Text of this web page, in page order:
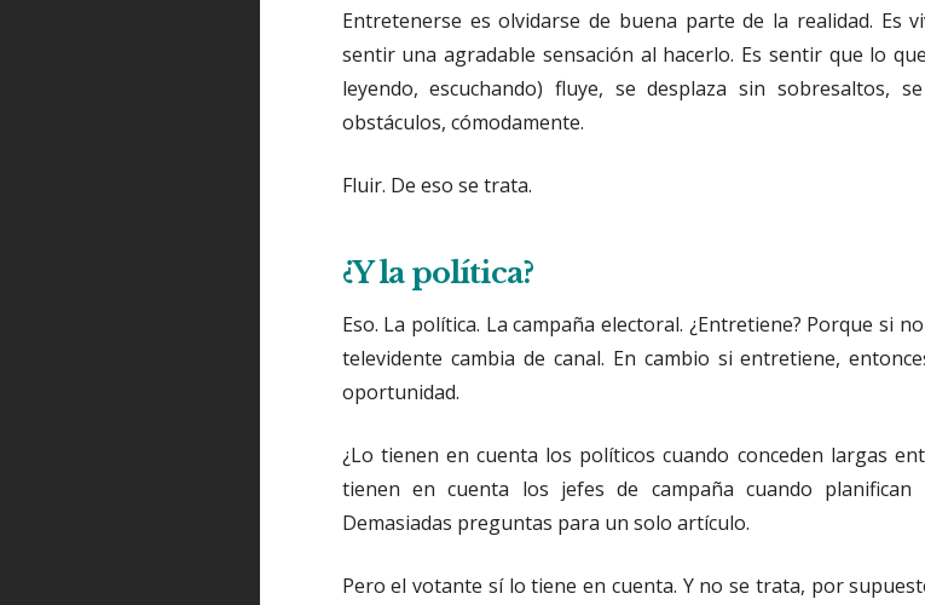
Entretenerse es olvidarse de buena parte de la realidad. Es
sentir una agradable sensación al hacerlo. Es sentir que lo
leyendo, escuchando) fluye, se desplaza sin sobresaltos,
obstáculos, cómodamente.
Fluir. De eso se trata.
¿Y la política?
Eso. La política. La campaña electoral. ¿Entretiene? Porque si
televidente cambia de canal. En cambio si entretiene,
oportunidad.
¿Lo tienen en cuenta los políticos cuando conceden largas
tienen en cuenta los jefes de campaña cuando planifican
Demasiadas preguntas para un solo artículo.
Pero el votante sí lo tiene en cuenta. Y no se trata, por